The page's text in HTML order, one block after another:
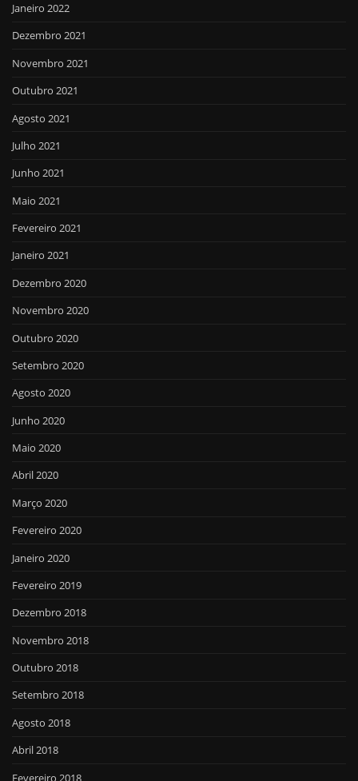
Janeiro 2022
Dezembro 2021
Novembro 2021
Outubro 2021
Agosto 2021
Julho 2021
Junho 2021
Maio 2021
Fevereiro 2021
Janeiro 2021
Dezembro 2020
Novembro 2020
Outubro 2020
Setembro 2020
Agosto 2020
Junho 2020
Maio 2020
Abril 2020
Março 2020
Fevereiro 2020
Janeiro 2020
Fevereiro 2019
Dezembro 2018
Novembro 2018
Outubro 2018
Setembro 2018
Agosto 2018
Abril 2018
Fevereiro 2018